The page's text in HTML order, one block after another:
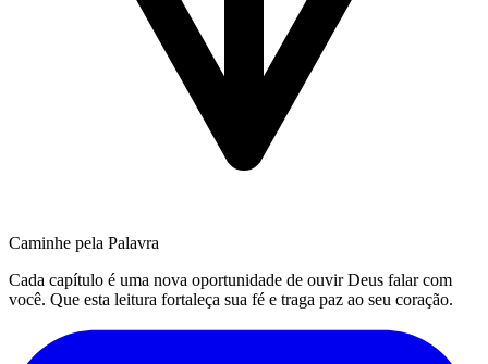
Caminhe pela Palavra
Cada capítulo é uma nova oportunidade de ouvir Deus falar com
você. Que esta leitura fortaleça sua fé e traga paz ao seu coração.